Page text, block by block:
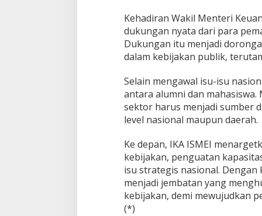
Kehadiran Wakil Menteri
dukungan nyata dari para
Dukungan itu menjadi
dalam kebijakan publik,
Selain mengawal isu-isu
antara alumni dan
sektor harus menjadi sumber
level nasional maupun daerah.
Ke depan, IKA ISMEI
kebijakan, penguatan
isu strategis nasional.
menjadi jembatan yang
kebijakan, demi mewujudkan
(*)